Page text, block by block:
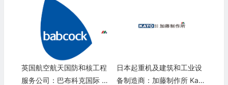
英国航空航天国防和核工程
服务公司：巴布科克国际 Ba
日本起重机及建筑和工业设
备制造商：加藤制作所 Kato